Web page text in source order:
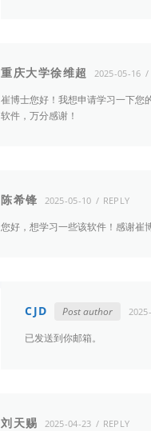
重庆大学徐维超 2025-05-16
崔博士您好！我想申请学习一下您
软件，万分感谢！
陈希锋 2025-05-10 REPLY
您好，想学习一些该软件！感谢崔博
CJD Post author
已发送到你邮箱。
刘天赐 2025-04-23 REPLY